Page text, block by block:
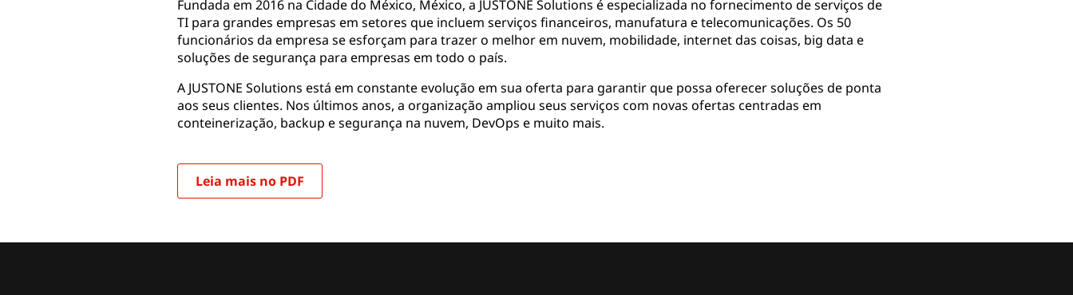
Fundada em 2016 na Cidade do México, México, a JUSTONE Solutions é especializada no fornecimento de serviços de
TI para grandes empresas em setores que incluem serviços financeiros, manufatura e telecomunicações. Os 50
funcionários da empresa se esforçam para trazer o melhor em nuvem, mobilidade, internet das coisas, big data e
soluções de segurança para empresas em todo o país.
A JUSTONE Solutions está em constante evolução em sua oferta para garantir que possa oferecer soluções de ponta
aos seus clientes. Nos últimos anos, a organização ampliou seus serviços com novas ofertas centradas em
conteinerização, backup e segurança na nuvem, DevOps e muito mais.
Leia mais no PDF